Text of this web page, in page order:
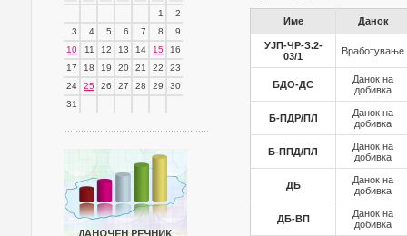
1
2
3
4 5 6 7 8
9
10
11 12 13 14 15
16
17
18 19 20 21 22
23
24
25 26 27 28 29
30
31
Име Данок
УЈП-ЧР-З.2-
03/1
Вработување
БДО-ДС
Данок на
добивка
Б-ПДР/ПЛ
Данок на
добивка
Б-ППД/ПЛ
Данок на
добивка
ДБ
Данок на
добивка
ДБ-ВП
Данок на
добивка